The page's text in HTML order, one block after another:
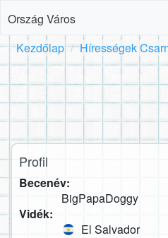
Ország Város
Kezdőlap Hírességek
Profil
Becenév:
BigPapaDoggy
Vidék:
El Salvador